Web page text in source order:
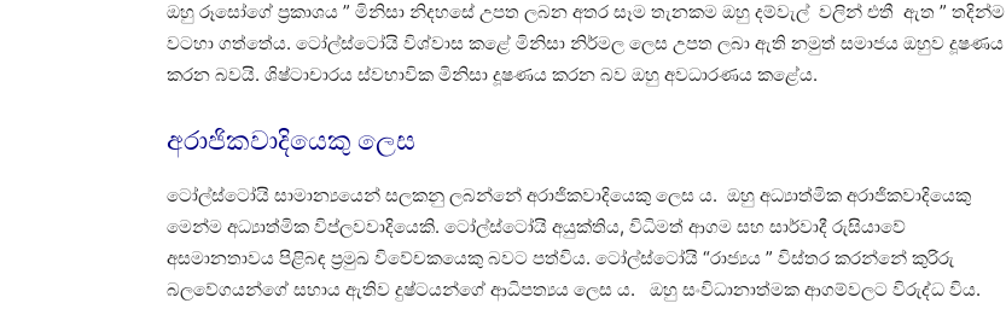
ඔහු රූසෝගේ ප්‍රකාශය ” මිනිසා නිදහසේ උපත ලබන අතර සෑම තැනකම ඔහු දම්වැල් වලින් එතී ඇත ” තදින්ම
වටහා ගත්තේය. ටෝල්ස්ටෝයි විශ්වාස කළේ මිනිසා නිර්මල ලෙස උපත ලබා ඇති නමුත් සමාජය ඔහුව දූෂණය
කරන බවයි. ශිෂ්ටාචාරය ස්වභාවික මිනිසා දූෂණය කරන බව ඔහු අවධාරණය කළේය.
අරාජිකවාදියෙකු ලෙස
ටෝල්ස්ටෝයි සාමාන්‍යයෙන් සලකනු ලබන්නේ අරාජිකවාදියෙකු ලෙස ය. ඔහු අධ්‍යාත්මික අරාජිකවාදියෙකු
මෙන්ම අධ්‍යාත්මික විප්ලවවාදියෙකි. ටෝල්ස්ටෝයි අයුක්තිය, විධිමත් ආගම සහ සාර්වාදී රුසියාවේ
අසමානතාවය පිළිබඳ ප්‍රමුඛ විවේචකයෙකු බවට පත්විය. ටෝල්ස්ටෝයි “රාජ්‍යය ” විස්තර කරන්නේ කුරිරු
බලවේගයන්ගේ සහාය ඇතිව දුෂ්ටයන්ගේ ආධිපත්‍යය ලෙස ය. ඔහු සංවිධානාත්මක ආගම්වලට විරුද්ධ විය.